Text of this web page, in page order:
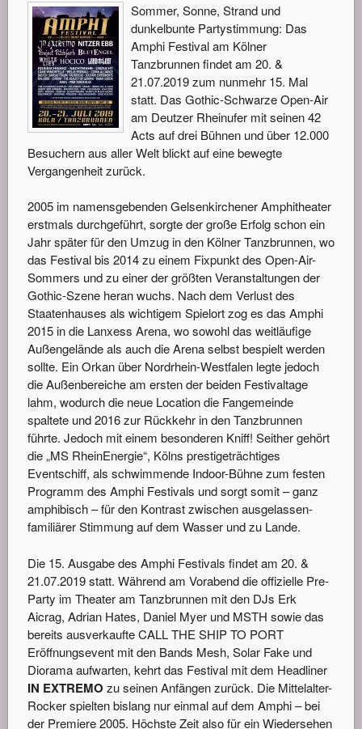
Sommer, Sonne, Strand und
dunkelbunte Partystimmung: Das
Amphi Festival am Kölner
Tanzbrunnen findet am 20. &
21.07.2019 zum nunmehr 15. Mal
statt. Das Gothic-Schwarze Open-Air
am Deutzer Rheinufer mit seinen 42
Acts auf drei Bühnen und über 12.000
Besuchern aus aller Welt blickt auf eine bewegte
Vergangenheit zurück.
2005 im namensgebenden Gelsenkirchener Amphitheater
erstmals durchgeführt, sorgte der große Erfolg schon ein
Jahr später für den Umzug in den Kölner Tanzbrunnen, wo
das Festival bis 2014 zu einem Fixpunkt des Open-Air-
Sommers und zu einer der größten Veranstaltungen der
Gothic-Szene heran wuchs. Nach dem Verlust des
Staatenhauses als wichtigem Spielort zog es das Amphi
2015 in die Lanxess Arena, wo sowohl das weitläufige
Außengelände als auch die Arena selbst bespielt werden
sollte. Ein Orkan über Nordrhein-Westfalen legte jedoch
die Außenbereiche am ersten der beiden Festivaltage
lahm, wodurch die neue Location die Fangemeinde
spaltete und 2016 zur Rückkehr in den Tanzbrunnen
führte. Jedoch mit einem besonderen Kniff! Seither gehört
die „MS RheinEnergie“, Kölns prestigeträchtiges
Eventschiff, als schwimmende Indoor-Bühne zum festen
Programm des Amphi Festivals und sorgt somit – ganz
amphibisch – für den Kontrast zwischen ausgelassen-
familiärer Stimmung auf dem Wasser und zu Lande.
Die 15. Ausgabe des Amphi Festivals findet am 20. &
21.07.2019 statt. Während am Vorabend die offizielle Pre-
Party im Theater am Tanzbrunnen mit den DJs Erk
Aicrag, Adrian Hates, Daniel Myer und MSTH sowie das
bereits ausverkaufte CALL THE SHIP TO PORT
Eröffnungsevent mit den Bands Mesh, Solar Fake und
Diorama aufwarten, kehrt das Festival mit dem Headliner
IN EXTREMO zu seinen Anfängen zurück. Die Mittelalter-
Rocker spielten bislang nur einmal auf dem Amphi – bei
der Premiere 2005. Höchste Zeit also für ein Wiedersehen